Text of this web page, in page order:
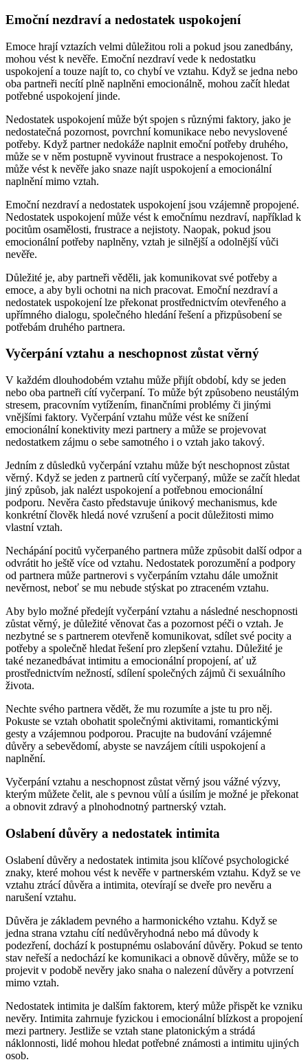
Emoční nezdraví a nedostatek uspokojení
Emoce hrají vztazích velmi důležitou roli a pokud jsou zanedbány,
mohou vést k nevěře. Emoční nezdraví vede k nedostatku
uspokojení a touze najít to, co chybí ve vztahu. Když se jedna nebo
oba partneři necítí plně naplněni emocionálně, mohou začít hledat
potřebné uspokojení jinde.
Nedostatek uspokojení může být spojen s různými faktory, jako je
nedostatečná pozornost, povrchní komunikace nebo nevyslovené
potřeby. Když partner nedokáže naplnit emoční potřeby druhého,
může se v něm postupně vyvinout frustrace a nespokojenost. To
může vést k nevěře jako snaze najít uspokojení a emocionální
naplnění mimo vztah.
Emoční nezdraví a nedostatek uspokojení jsou vzájemně propojené.
Nedostatek uspokojení může vést k emočnímu nezdraví, například k
pocitům osamělosti, frustrace a nejistoty. Naopak, pokud jsou
emocionální potřeby naplněny, vztah je silnější a odolnější vůči
nevěře.
Důležité je, aby partneři věděli, jak komunikovat své potřeby a
emoce, a aby byli ochotni na nich pracovat. Emoční nezdraví a
nedostatek uspokojení lze překonat prostřednictvím otevřeného a
upřímného dialogu, společného hledání řešení a přizpůsobení se
potřebám druhého partnera.
Vyčerpání vztahu a neschopnost zůstat věrný
V každém dlouhodobém vztahu může přijít období, kdy se jeden
nebo oba partneři cítí vyčerpaní. To může být způsobeno neustálým
stresem, pracovním vytížením, finančními problémy či jinými
vnějšími faktory. Vyčerpání vztahu může vést ke snížení
emocionální konektivity mezi partnery a může se projevovat
nedostatkem zájmu o sebe samotného i o vztah jako takový.
Jedním z důsledků vyčerpání vztahu může být neschopnost zůstat
věrný. Když se jeden z partnerů cítí vyčerpaný, může se začít hledat
jiný způsob, jak nalézt uspokojení a potřebnou emocionální
podporu. Nevěra často představuje únikový mechanismus, kde
konkrétní člověk hledá nové vzrušení a pocit důležitosti mimo
vlastní vztah.
Nechápání pocitů vyčerpaného partnera může způsobit další odpor a
odvrátit ho ještě více od vztahu. Nedostatek porozumění a podpory
od partnera může partnerovi s vyčerpáním vztahu dále umožnit
nevěrnost, neboť se mu nebude stýskat po ztraceném vztahu.
Aby bylo možné předejít vyčerpání vztahu a následné neschopnosti
zůstat věrný, je důležité věnovat čas a pozornost péči o vztah. Je
nezbytné se s partnerem otevřeně komunikovat, sdílet své pocity a
potřeby a společně hledat řešení pro zlepšení vztahu. Důležité je
také nezanedbávat intimitu a emocionální propojení, ať už
prostřednictvím nežností, sdílení společných zájmů či sexuálního
života.
Nechte svého partnera vědět, že mu rozumíte a jste tu pro něj.
Pokuste se vztah obohatit společnými aktivitami, romantickými
gesty a vzájemnou podporou. Pracujte na budování vzájemné
důvěry a sebevědomí, abyste se navzájem cítili uspokojení a
naplnění.
Vyčerpání vztahu a neschopnost zůstat věrný jsou vážné výzvy,
kterým můžete čelit, ale s pevnou vůlí a úsilím je možné je překonat
a obnovit zdravý a plnohodnotný partnerský vztah.
Oslabení důvěry a nedostatek intimita
Oslabení důvěry a nedostatek intimita jsou klíčové psychologické
znaky, které mohou vést k nevěře v partnerském vztahu. Když se ve
vztahu ztrácí důvěra a intimita, otevírají se dveře pro nevěru a
narušení vztahu.
Důvěra je základem pevného a harmonického vztahu. Když se
jedna strana vztahu cítí nedůvěryhodná nebo má důvody k
podezření, dochází k postupnému oslabování důvěry. Pokud se tento
stav neřeší a nedochází ke komunikaci a obnově důvěry, může se to
projevit v podobě nevěry jako snaha o nalezení důvěry a potvrzení
mimo vztah.
Nedostatek intimita je dalším faktorem, který může přispět ke vzniku
nevěry. Intimita zahrnuje fyzickou i emocionální blízkost a propojení
mezi partnery. Jestliže se vztah stane platonickým a strádá
náklonnosti, lidé mohou hledat potřebné známosti a intimitu ujiných
osob.